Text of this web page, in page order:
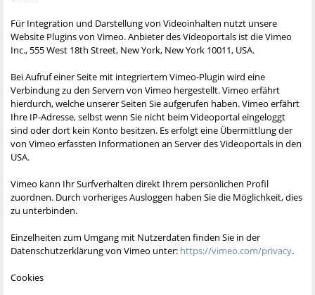
Für Integration und Darstellung von Videoinhalten nutzt unsere
Website Plugins von Vimeo. Anbieter des Videoportals ist die Vimeo
Inc., 555 West 18th Street, New York, New York 10011, USA.
Bei Aufruf einer Seite mit integriertem Vimeo-Plugin wird eine
Verbindung zu den Servern von Vimeo hergestellt. Vimeo erfährt
hierdurch, welche unserer Seiten Sie aufgerufen haben. Vimeo erfährt
Ihre IP-Adresse, selbst wenn Sie nicht beim Videoportal eingeloggt
sind oder dort kein Konto besitzen. Es erfolgt eine Übermittlung der
von Vimeo erfassten Informationen an Server des Videoportals in den
USA.
Vimeo kann Ihr Surfverhalten direkt Ihrem persönlichen Profil
zuordnen. Durch vorheriges Ausloggen haben Sie die Möglichkeit, dies
zu unterbinden.
Einzelheiten zum Umgang mit Nutzerdaten finden Sie in der
Datenschutzerklärung von Vimeo unter: https://vimeo.com/privacy.
Cookies